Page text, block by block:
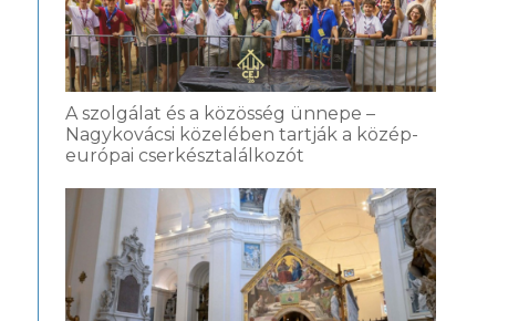
A szolgálat és a közösség ünnepe –
Nagykovácsi közelében tartják a közép-
európai cserkésztalálkozót